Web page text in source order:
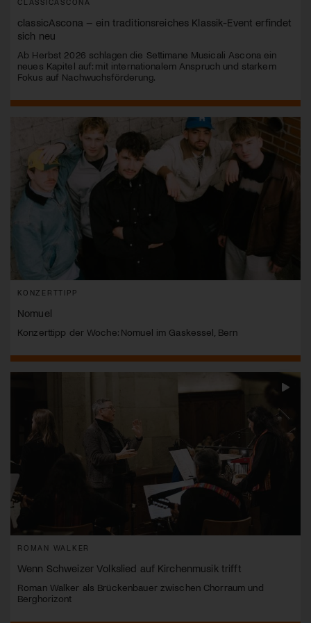
classicAscona – ein traditionsreiches Klassik-Event erfindet
sich neu
Ab Herbst 2026 schlagen die Settimane Musicali Ascona ein
neues Kapitel auf: mit internationalem Anspruch und starkem
Fokus auf Nachwuchsförderung.
KONZERTTIPP
Nomuel
Konzerttipp der Woche: Nomuel im Gaskessel, Bern
ROMAN WALKER
Wenn Schweizer Volkslied auf Kirchenmusik trifft
Roman Walker als Brückenbauer zwischen Chorraum und
Berghorizont